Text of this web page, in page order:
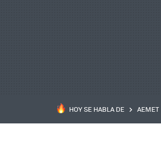
HOY SE HABLA DE AEMET